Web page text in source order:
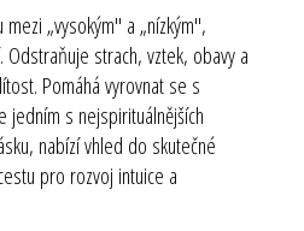
„vysokým" a „nízkým",
strach, vztek, obavy a
Pomáhá vyrovnat se s
jedním s nejspirituálnějších
nabízí vhled do skutečné
pro rozvoj intuice a